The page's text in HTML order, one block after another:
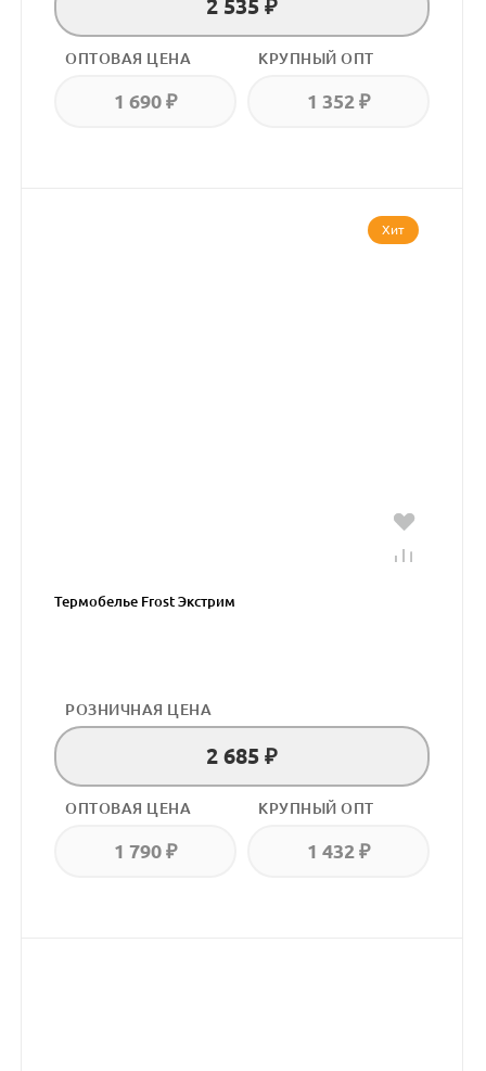
2 535 ₽
ОПТОВАЯ ЦЕНА
1 690 ₽
КРУПНЫЙ ОПТ
1 352 ₽
Хит
Термобелье Frost Экстрим
РОЗНИЧНАЯ ЦЕНА
2 685 ₽
ОПТОВАЯ ЦЕНА
1 790 ₽
КРУПНЫЙ ОПТ
1 432 ₽